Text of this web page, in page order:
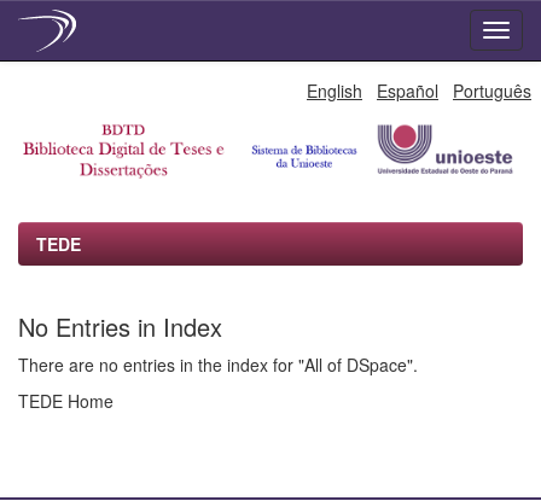
English Español Português
TEDE
No Entries in Index
There are no entries in the index for "All of DSpace".
TEDE Home